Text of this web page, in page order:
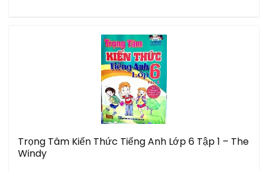
Trọng Tâm Kiến Thức Tiếng Anh Lớp 6 Tập 1 – The
Windy